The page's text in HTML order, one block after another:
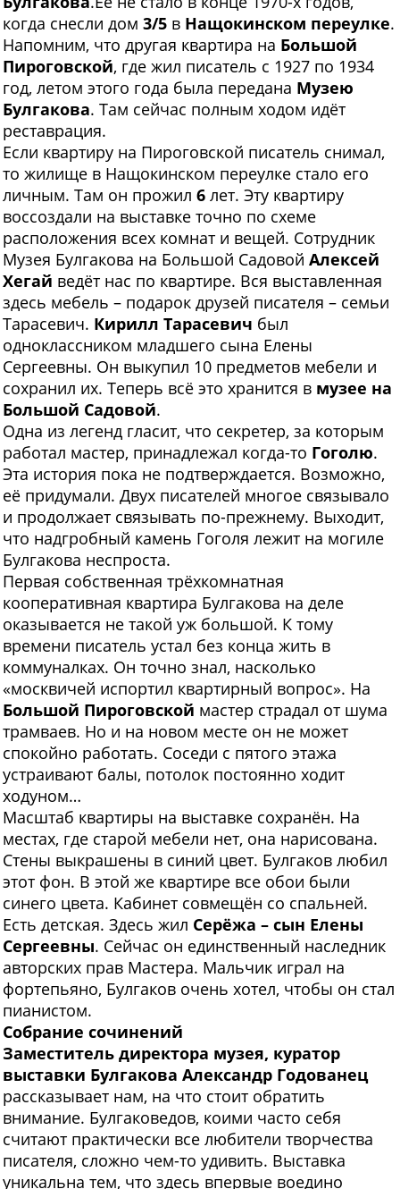
когда снесли дом 3/5 в Нащокинском переулке.
Напомним, что другая квартира на Большой
Пироговской, где жил писатель с 1927 по 1934
год, летом этого года была передана Музею
Булгакова. Там сейчас полным ходом идёт
реставрация.
Если квартиру на Пироговской писатель снимал,
то жилище в Нащокинском переулке стало его
личным. Там он прожил 6 лет. Эту квартиру
воссоздали на выставке точно по схеме
расположения всех комнат и вещей. Сотрудник
Музея Булгакова на Большой Садовой Алексей
Хегай ведёт нас по квартире. Вся выставленная
здесь мебель – подарок друзей писателя – семьи
Тарасевич. Кирилл Тарасевич был
одноклассником младшего сына Елены
Сергеевны. Он выкупил 10 предметов мебели и
сохранил их. Теперь всё это хранится в музее на
Большой Садовой.
Одна из легенд гласит, что секретер, за которым
работал мастер, принадлежал когда-то Гоголю.
Эта история пока не подтверждается. Возможно,
её придумали. Двух писателей многое связывало
и продолжает связывать по-прежнему. Выходит,
что надгробный камень Гоголя лежит на могиле
Булгакова неспроста.
Первая собственная трёхкомнатная
кооперативная квартира Булгакова на деле
оказывается не такой уж большой. К тому
времени писатель устал без конца жить в
коммуналках. Он точно знал, насколько
«москвичей испортил квартирный вопрос». На
Большой Пироговской мастер страдал от шума
трамваев. Но и на новом месте он не может
спокойно работать. Соседи с пятого этажа
устраивают балы, потолок постоянно ходит
ходуном…
Масштаб квартиры на выставке сохранён. На
местах, где старой мебели нет, она нарисована.
Стены выкрашены в синий цвет. Булгаков любил
этот фон. В этой же квартире все обои были
синего цвета. Кабинет совмещён со спальней.
Есть детская. Здесь жил Серёжа – сын Елены
Сергеевны. Сейчас он единственный наследник
авторских прав Мастера. Мальчик играл на
фортепьяно, Булгаков очень хотел, чтобы он стал
пианистом.
Собрание сочинений
Заместитель директора музея, куратор
выставки Булгакова Александр Годованец
рассказывает нам, на что стоит обратить
внимание. Булгаковедов, коими часто себя
считают практически все любители творчества
писателя, сложно чем-то удивить. Выставка
уникальна тем, что здесь впервые воедино